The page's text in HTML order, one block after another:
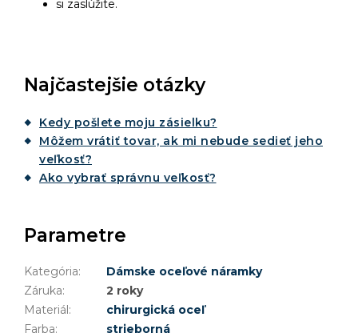
si zaslúžite.
Najčastejšie otázky
Kedy pošlete moju zásielku?
Môžem vrátiť tovar, ak mi nebude sedieť jeho
veľkosť?
Ako vybrať správnu veľkosť?
Parametre
Kategória:
Dámske oceľové náramky
Záruka:
2 roky
Materiál :
chirurgická oceľ
Farba:
strieborná